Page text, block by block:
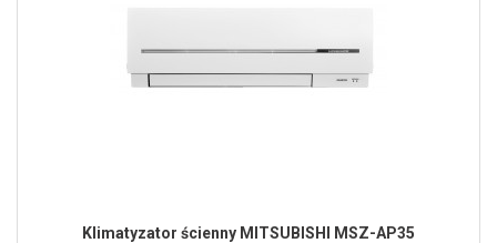
Klimatyzator ścienny MITSUBISHI MSZ-AP35